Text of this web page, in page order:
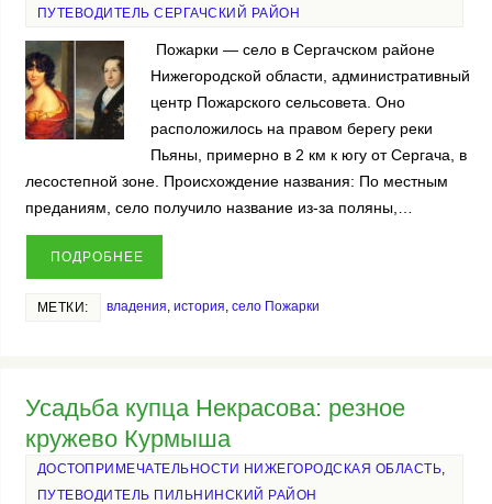
ПУТЕВОДИТЕЛЬ СЕРГАЧСКИЙ РАЙОН
Пожарки — село в Сергачском районе
Нижегородской области, административный
центр Пожарского сельсовета. Оно
расположилось на правом берегу реки
Пьяны, примерно в 2 км к югу от Сергача, в
лесостепной зоне. Происхождение названия: По местным
преданиям, село получило название из‑за поляны,…
ПОДРОБНЕЕ
МЕТКИ: владения история село Пожарки
Усадьба купца Некрасова: резное
кружево Курмыша
ДОСТОПРИМЕЧАТЕЛЬНОСТИ НИЖЕГОРОДСКАЯ ОБЛАСТЬ
ПУТЕВОДИТЕЛЬ ПИЛЬНИНСКИЙ РАЙОН